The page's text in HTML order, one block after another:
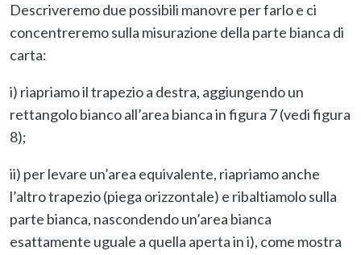
Descriveremo due possibili manovre per farlo e ci
concentreremo sulla misurazione della parte bianca di
carta:
i) riapriamo il trapezio a destra, aggiungendo un
rettangolo bianco all’area bianca in figura 7 (vedi figura
8);
ii) per levare un’area equivalente, riapriamo anche
l’altro trapezio (piega orizzontale) e ribaltiamolo sulla
parte bianca, nascondendo un’area bianca
esattamente uguale a quella aperta in i), come mostra